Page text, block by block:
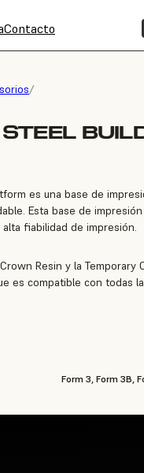
Contacto
/
es una base de
Esta base de
fiabilidad de impresión.
Resin y la Temporary
es compatible con todas
Form 3, Form 3B,